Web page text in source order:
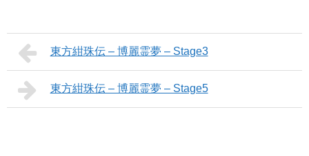
東方紺珠伝 – 博麗霊夢 – Stage3
東方紺珠伝 – 博麗霊夢 – Stage5